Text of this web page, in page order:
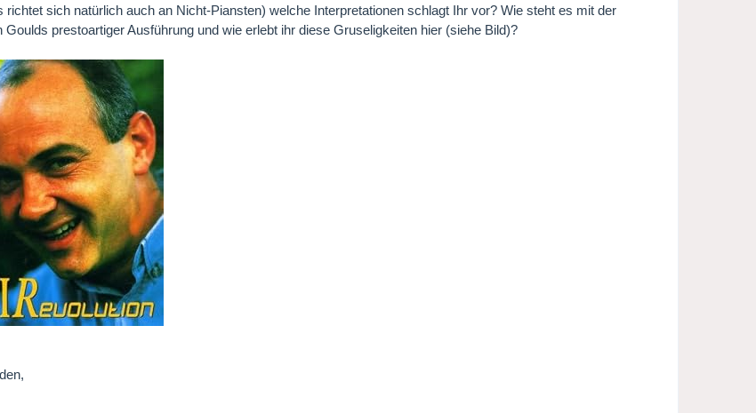
richtet sich natürlich auch an Nicht-Piansten) welche Interpretationen schlagt Ihr vor? Wie steht es mit der
Goulds prestoartiger Ausführung und wie erlebt ihr diese Gruseligkeiten hier (siehe Bild)?